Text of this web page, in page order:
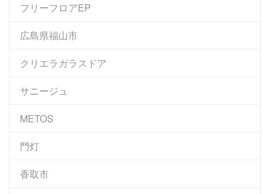
フリーフロアEP
広島県福山市
クリエラガラスドア
サニージュ
METOS
門灯
香取市